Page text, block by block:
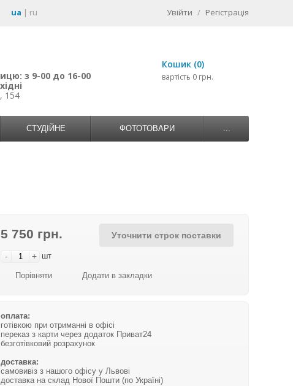
ua | ru Увійти / Регістрація
з 9-00 до 16-00
154
Кошик (0)
вартість 0 грн.
СТУДІЙНЕ ФОТОТОВАРИ ...
5 750 грн.
- + шт
Уточнити строк поставки
Порівняти Додати в закладки
оплата:
готівкою при отриманні в офісі
переказ з карти через додаток Приват24
безготівковий розрахунок
доставка:
самовивіз з нашого офісу у Львові
доставка на склад Нової Пошти (по Україні)